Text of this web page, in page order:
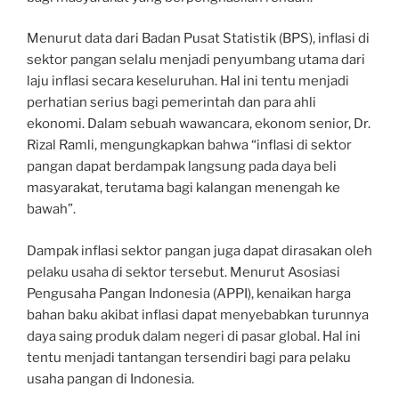
Menurut data dari Badan Pusat Statistik (BPS), inflasi di
sektor pangan selalu menjadi penyumbang utama dari
laju inflasi secara keseluruhan. Hal ini tentu menjadi
perhatian serius bagi pemerintah dan para ahli
ekonomi. Dalam sebuah wawancara, ekonom senior, Dr.
Rizal Ramli, mengungkapkan bahwa “inflasi di sektor
pangan dapat berdampak langsung pada daya beli
masyarakat, terutama bagi kalangan menengah ke
bawah”.
Dampak inflasi sektor pangan juga dapat dirasakan oleh
pelaku usaha di sektor tersebut. Menurut Asosiasi
Pengusaha Pangan Indonesia (APPI), kenaikan harga
bahan baku akibat inflasi dapat menyebabkan turunnya
daya saing produk dalam negeri di pasar global. Hal ini
tentu menjadi tantangan tersendiri bagi para pelaku
usaha pangan di Indonesia.